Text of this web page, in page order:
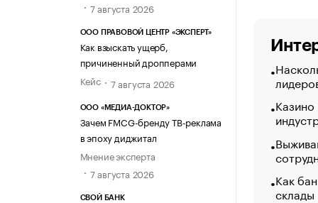
7 августа 2026
ООО ПРАВОВОЙ ЦЕНТР «ЭКСПЕРТ»
Как взыскать ущерб,
причиненный дропперами
Кейс
7 августа 2026
ООО «МЕДИА-ДОКТОР»
Зачем FMCG-бренду ТВ-реклама
в эпоху диджитал
Мнение эксперта
7 августа 2026
СВОЙ БАНК
Как
склады